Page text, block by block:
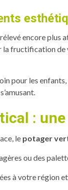
encore plus
fructification de
pour les
:
le potager
ou des
à votre région